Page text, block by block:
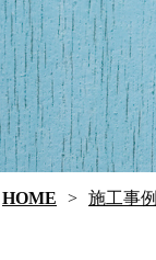
HOME 施工事例